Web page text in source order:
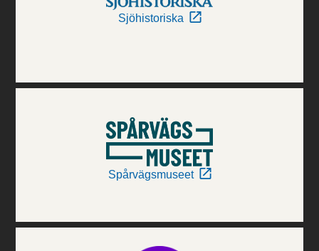
Sjöhistoriska
Spårvägsmuseet